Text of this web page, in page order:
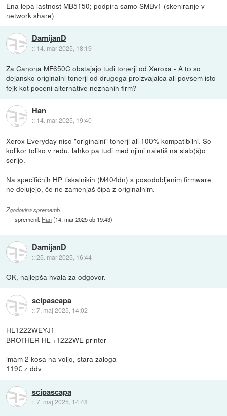
Ena lepa lastnost MB5150; podpira samo SMBv1 (skeniranje v
network share)
DamijanD
:: 14. mar 2025, 18:19
Za Canona MF650C obstajajo tudi tonerji od Xeroxa - A to so
dejansko originalni tonerji od drugega proizvajalca ali povsem isto
fejk kot poceni alternative neznanih firm?
Han
:: 14. mar 2025, 19:40
Xerox Everyday niso "originalni" tonerji ali 100% kompatibilni. So
kolikor toliko v redu, lahko pa tudi med njimi naletiš na slab(š)o
serijo.
Na specifičnih HP tiskalnikih (M404dn) s posodobljenim firmware
ne delujejo, če ne zamenjaš čipa z originalnim.
Zgodovina sprememb…
spremenil: Han(14. mar 2025 ob 19:43)
DamijanD
::25. mar 2025, 16:44
OK, najlepša hvala za odgovor.
scipascapa
::7. maj 2025, 14:02
HL1222WEYJ1
BROTHER HL-+1222WE printer
imam 2 kosa na voljo, stara zaloga
119€ z ddv
scipascapa
::7. maj 2025, 14:48